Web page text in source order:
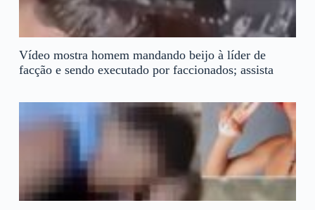
Vídeo mostra homem mandando beijo à líder de
facção e sendo executado por faccionados; assista